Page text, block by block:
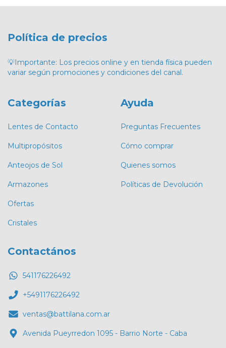
Política de precios
💡Importante: Los precios online y en tienda física pueden
variar según promociones y condiciones del canal.
Categorías
Lentes de Contacto
Multipropósitos
Anteojos de Sol
Armazones
Ofertas
Cristales
Ayuda
Preguntas Frecuentes
Cómo comprar
Quienes somos
Políticas de Devolución
Contactános
541176226492
+5491176226492
ventas@battilana.com.ar
Avenida Pueyrredon 1095 - Barrio Norte - Caba